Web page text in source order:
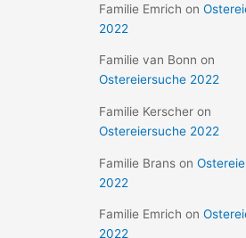
Familie Emrich on
2022
Familie van Bonn on
Ostereiersuche 2022
Familie Kerscher on
Ostereiersuche 2022
Familie Brans on
2022
Familie Emrich on
2022